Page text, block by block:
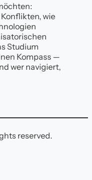
wie
Studium
Kompass —
wer navigiert,
reserved.